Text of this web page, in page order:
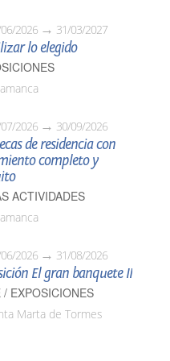
2026 31/03/2027
lo elegido
2026 30/09/2026
de residencia con
completo y
ACTIVIDADES
2026 31/08/2026
El gran banquete II
/ EXPOSICIONES
Marta de Tormes